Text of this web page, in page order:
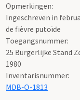
Opmerkingen:
Ingeschreven in
de fièvre putoïde
Toegangsnummer:
25 Burgerlijke Stand
1980
Inventarisnummer:
MDB-O-1813